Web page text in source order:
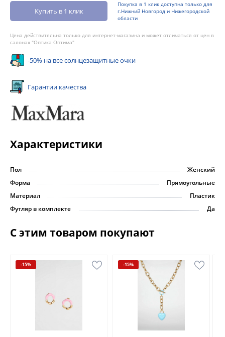
Купить в 1 клик
Покупка в 1 клик доступна только для
г.Нижний Новгород и Нижегородской
области
Цена действительна только для интернет-магазина и может отличаться от цен в
салонах "Оптика Оптима"
-50% на все солнцезащитные очки
Гарантии качества
Характеристики
Пол
Женский
Форма
Прямоугольные
Материал
Пластик
Футляр в комплекте
Да
С этим товаром покупают
-15% -15%